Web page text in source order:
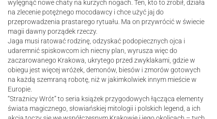
wylęgnąć nowe chaty na kurzych nogach. Ten, kto to zrobił, działa
na zlecenie potężnego mocodawcy i chce użyć jaj do
przeprowadzenia prastarego rytuału. Ma on przywrócić w świecie
magii dawny porządek rzeczy.
Jaga musi ratować rodzinę, odzyskać podopiecznych ojca i
udaremnić spiskowcom ich niecny plan, wyrusza więc do
zaczarowanego Krakowa, ukrytego przed zwyklakami, gdzie w
obiegu jest więcej wróżek, demonów, biesów i zmorów gotowych
na każdą szemraną robotę, niż w jakimkolwiek innym mieście w
Europie.
“Strażnicy Wrót” to seria książek przygodowych łącząca elementy
świata magicznego, słowiańskiej mitologii i polskich legend, a ich